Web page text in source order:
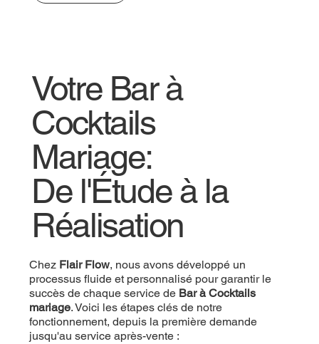
Votre Bar à
Cocktails
Mariage:
De l'Étude à la
Réalisation
Chez Flair Flow, nous avons développé un
processus fluide et personnalisé pour garantir le
succès de chaque service de Bar à Cocktails
mariage. Voici les étapes clés de notre
fonctionnement, depuis la première demande
jusqu'au service après-vente :